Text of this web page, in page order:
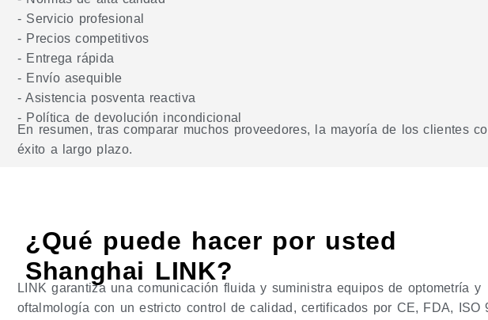
- Servicio profesional
- Precios competitivos
- Entrega rápida
- Envío asequible
- Asistencia posventa reactiva
- Política de devolución incondicional
En resumen, tras comparar muchos proveedores, la mayoría de los clientes
éxito a largo plazo.
¿Qué puede hacer por usted
Shanghai LINK?
LINK garantiza una comunicación fluida y suministra equipos de optometría y
oftalmología con un estricto control de calidad, certificados por CE, FDA, ISO